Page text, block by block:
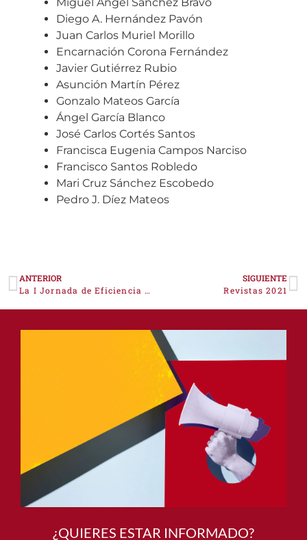
Jesús Domínguez Cuesta
Miguel Ángel Sánchez Bravo
Diego A. Hernández Pavón
Juan Carlos Muriel Morillo
Encarnación Corona Fernández
Javier Gutiérrez Rubio
Asunción Martín Pérez
Gonzalo Mateos García
Ángel García Blanco
José Carlos Cortés Santos
Francisca Eugenia Campos Narciso
Francisco Santos Robledo
Mari Cruz Sánchez Escobedo
La I Jornada de Eficiencia y Almacenamiento Energético destaca el papel estratégico de Extremadura en estos sectores
Revistas 2021